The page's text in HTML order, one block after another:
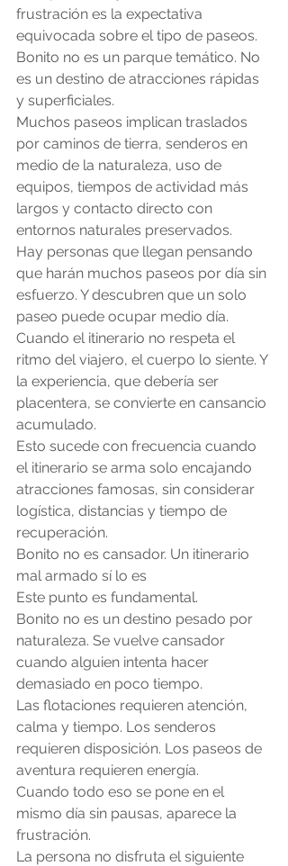
frustración es la expectativa
equivocada sobre el tipo de paseos.
Bonito no es un parque temático. No
es un destino de atracciones rápidas
y superficiales.
Muchos paseos implican traslados
por caminos de tierra, senderos en
medio de la naturaleza, uso de
equipos, tiempos de actividad más
largos y contacto directo con
entornos naturales preservados.
Hay personas que llegan pensando
que harán muchos paseos por día sin
esfuerzo. Y descubren que un solo
paseo puede ocupar medio día.
Cuando el itinerario no respeta el
ritmo del viajero, el cuerpo lo siente. Y
la experiencia, que debería ser
placentera, se convierte en cansancio
acumulado.
Esto sucede con frecuencia cuando
el itinerario se arma solo encajando
atracciones famosas, sin considerar
logística, distancias y tiempo de
recuperación.
Bonito no es cansador. Un itinerario
mal armado sí lo es
Este punto es fundamental.
Bonito no es un destino pesado por
naturaleza. Se vuelve cansador
cuando alguien intenta hacer
demasiado en poco tiempo.
Las flotaciones requieren atención,
calma y tiempo. Los senderos
requieren disposición. Los paseos de
aventura requieren energía.
Cuando todo eso se pone en el
mismo día sin pausas, aparece la
frustración.
La persona no disfruta el siguiente